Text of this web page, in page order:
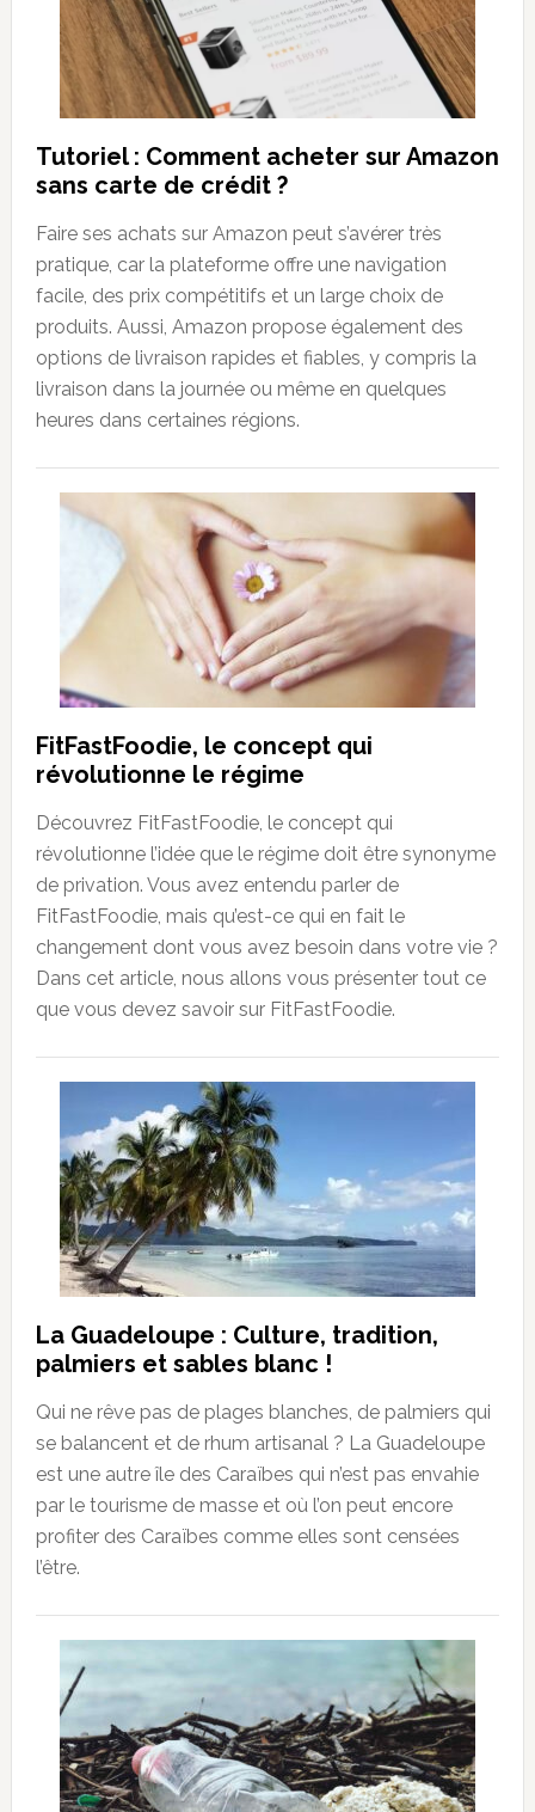
Tutoriel : Comment acheter sur Amazon
sans carte de crédit ?
Faire ses achats sur Amazon peut s’avérer très
pratique, car la plateforme offre une navigation
facile, des prix compétitifs et un large choix de
produits. Aussi, Amazon propose également des
options de livraison rapides et fiables, y compris la
livraison dans la journée ou même en quelques
heures dans certaines régions.
FitFastFoodie, le concept qui
révolutionne le régime
Découvrez FitFastFoodie, le concept qui
révolutionne l’idée que le régime doit être synonyme
de privation. Vous avez entendu parler de
FitFastFoodie, mais qu’est-ce qui en fait le
changement dont vous avez besoin dans votre vie ?
Dans cet article, nous allons vous présenter tout ce
que vous devez savoir sur FitFastFoodie.
La Guadeloupe : Culture, tradition,
palmiers et sables blanc !
Qui ne rêve pas de plages blanches, de palmiers qui
se balancent et de rhum artisanal ? La Guadeloupe
est une autre île des Caraïbes qui n’est pas envahie
par le tourisme de masse et où l’on peut encore
profiter des Caraïbes comme elles sont censées
l’être.